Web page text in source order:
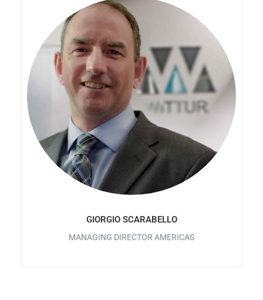
GIORGIO SCARABELLO
MANAGING DIRECTOR AMERICAS